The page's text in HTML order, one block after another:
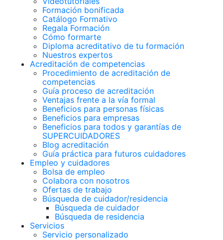
Formación bonificada
Catálogo Formativo
Regala Formación
Cómo formarte
Diploma acreditativo de tu formación
Nuestros expertos
Acreditación de competencias
Procedimiento de acreditación de
competencias
Guía proceso de acreditación
Ventajas frente a la vía formal
Beneficios para personas físicas
Beneficios para empresas
Beneficios para todos y garantías de
SUPERCUIDADORES
Blog acreditación
Guía práctica para futuros cuidadores
Empleo y cuidadores
Bolsa de empleo
Colabora con nosotros
Ofertas de trabajo
Búsqueda de cuidador/residencia
Búsqueda de cuidador
Búsqueda de residencia
Servicios
Servicio personalizado